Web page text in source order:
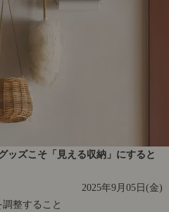
ッズこそ「見える収納」にすると
2025年9月05日(金)
調整すること